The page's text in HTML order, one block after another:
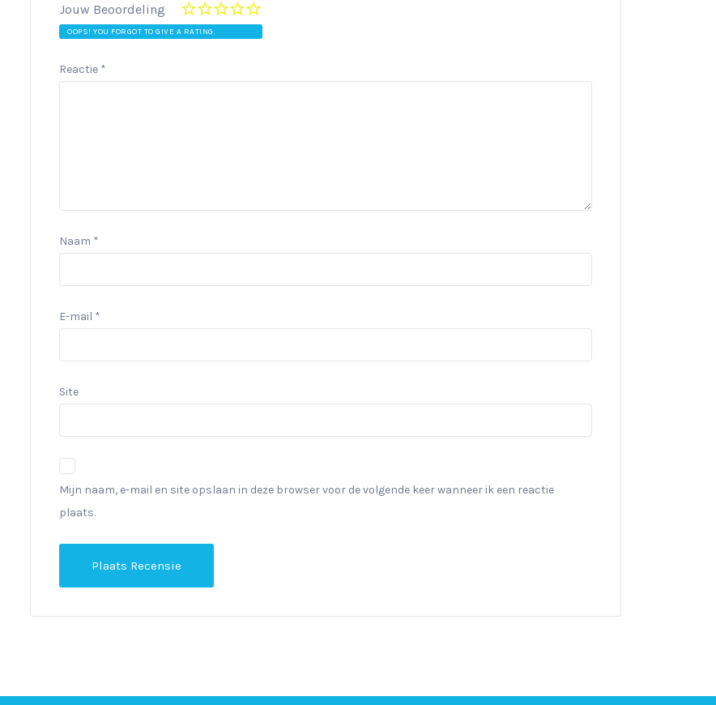
Jouw Beoordeling
OOPS! YOU FORGOT TO GIVE A RATING.
Reactie *
Naam *
E-mail *
Site
Mijn naam, e-mail en site opslaan in deze browser voor de volgende keer wanneer ik een reactie
plaats.